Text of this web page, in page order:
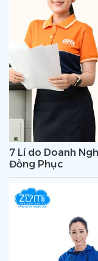
7 Lí do Doanh
Đồng Phục